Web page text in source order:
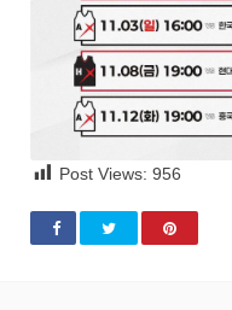
Post Views: 956